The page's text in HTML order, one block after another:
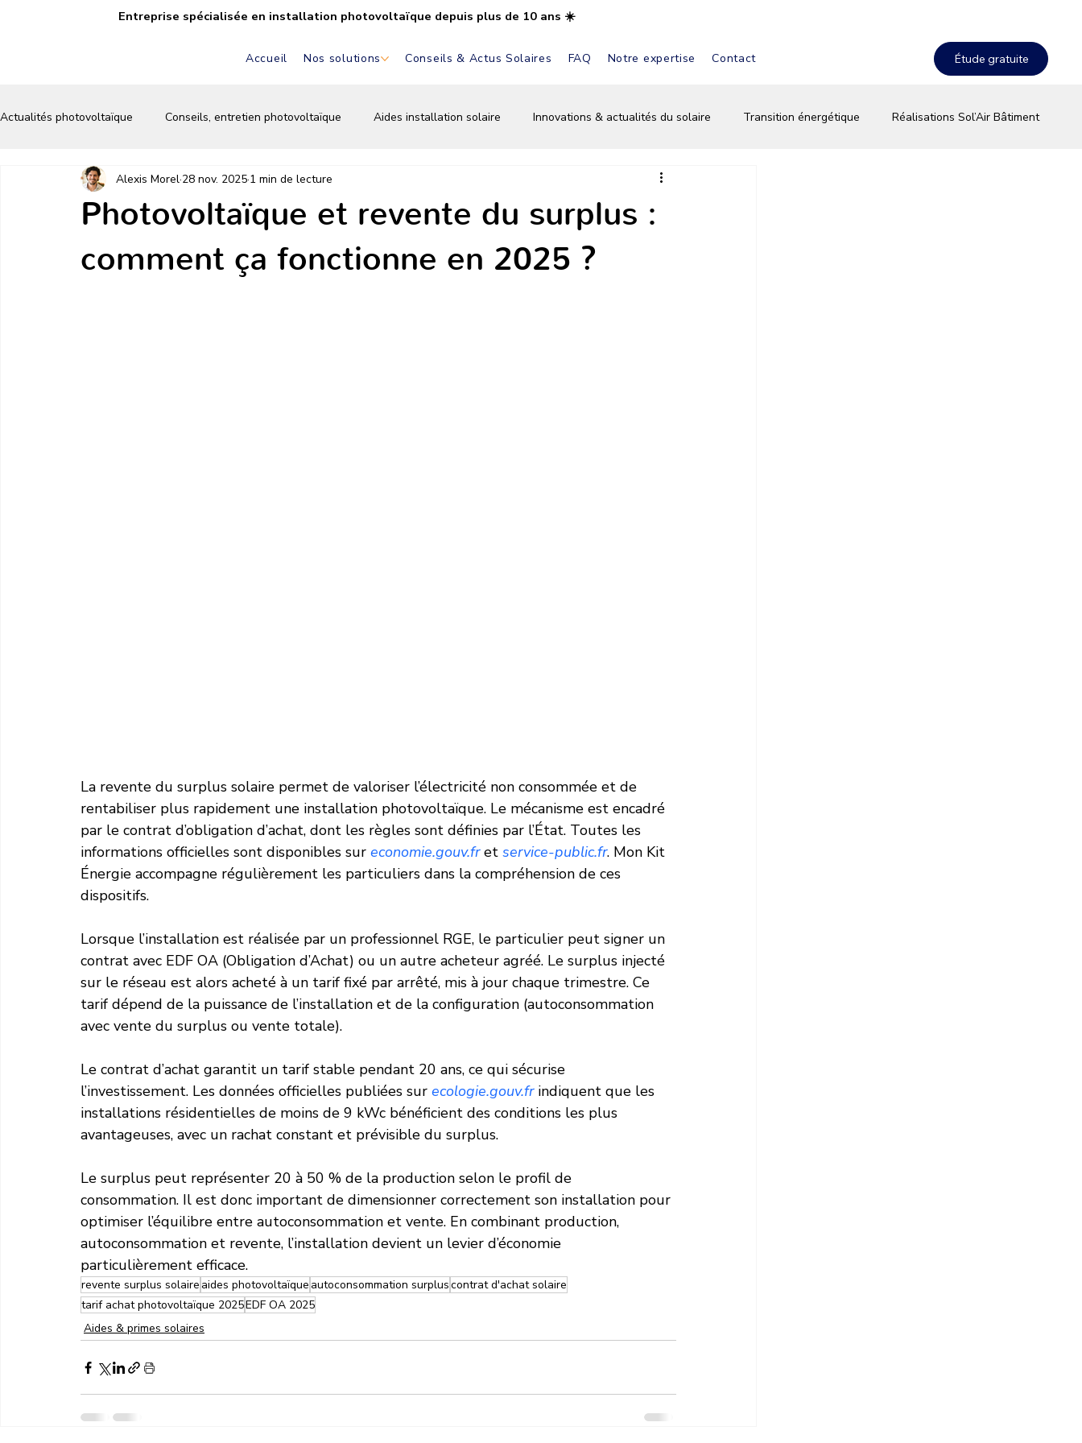
Entreprise spécialisée en installation photovoltaïque depuis plus de 10 ans ☀️
Accueil Nos solutions Conseils & Actus Solaires FAQ Notre expertise Contact
Actualités photovoltaïque Conseils, entretien photovoltaïque Aides installation solaire Innovations & actualités du solaire Transition énergétique Réalisations Sol’Air Bâtiment
FAQ solaire & photovoltaïque Autoconsommation solaire Aides & primes solaires
Conseils & astuces solaires
Photovoltaïque et revente du surplus :
comment ça fonctionne en 2025 ?
Alexis Morel 28 nov. 2025 1 min de lecture
La revente du surplus solaire permet de valoriser l’électricité non consommée et de
rentabiliser plus rapidement une installation photovoltaïque. Le mécanisme est encadré
par le contrat d’obligation d’achat, dont les règles sont définies par l’État. Toutes les
informations officielles sont disponibles sur economie.gouv.fr et service-public.fr. Mon Kit
Énergie accompagne régulièrement les particuliers dans la compréhension de ces
dispositifs.
Lorsque l’installation est réalisée par un professionnel RGE, le particulier peut signer un
contrat avec EDF OA (Obligation d’Achat) ou un autre acheteur agréé. Le surplus injecté
sur le réseau est alors acheté à un tarif fixé par arrêté, mis à jour chaque trimestre. Ce
tarif dépend de la puissance de l’installation et de la configuration (autoconsommation
avec vente du surplus ou vente totale).
Le contrat d’achat garantit un tarif stable pendant 20 ans, ce qui sécurise
l’investissement. Les données officielles publiées sur ecologie.gouv.fr indiquent que les
installations résidentielles de moins de 9 kWc bénéficient des conditions les plus
avantageuses, avec un rachat constant et prévisible du surplus.
Le surplus peut représenter 20 à 50 % de la production selon le profil de
consommation. Il est donc important de dimensionner correctement son installation pour
optimiser l’équilibre entre autoconsommation et vente. En combinant production,
autoconsommation et revente, l’installation devient un levier d’économie
particulièrement efficace.
revente surplus solaire aides photovoltaïque autoconsommation surpluscontrat d'achat solaire
tarif achat photovoltaïque 2025EDF OA 2025
Aides & primes solaires